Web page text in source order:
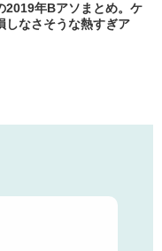
2019年Bアソまとめ。ケ
しなさそうな熱すぎア